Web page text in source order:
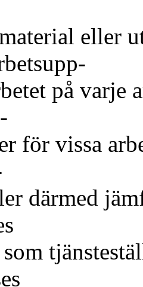
eller
på varje
för vissa
därmed
som